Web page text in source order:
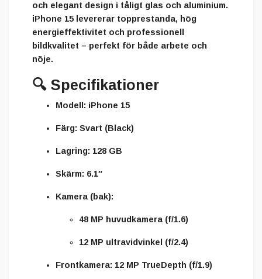
och elegant design i tåligt glas och aluminium.
iPhone 15 levererar topprestanda, hög
energieffektivitet och professionell
bildkvalitet – perfekt för både arbete och
nöje.
🔍 Specifikationer
Modell: iPhone 15
Färg: Svart (Black)
Lagring: 128 GB
Skärm: 6.1″
Kamera (bak):
48 MP huvudkamera (f/1.6)
12 MP ultravidvinkel (f/2.4)
Frontkamera: 12 MP TrueDepth (f/1.9)